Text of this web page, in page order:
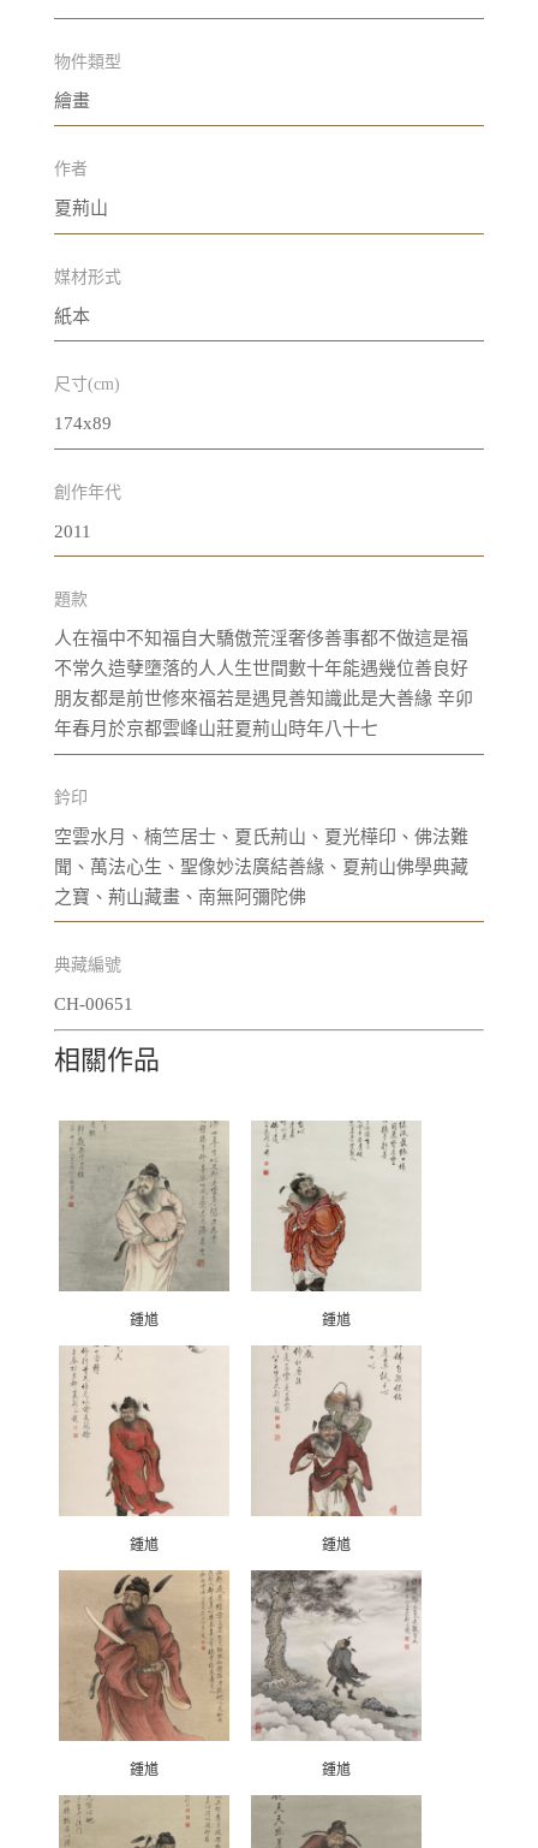
物件類型
繪畫
作者
夏荊山
媒材形式
紙本
尺寸(cm)
174x89
創作年代
2011
題款
人在福中不知福自大驕傲荒淫奢侈善事都不做這是福
不常久造孽墮落的人人生世間數十年能遇幾位善良好
朋友都是前世修來福若是遇見善知識此是大善緣 辛卯
年春月於京都雲峰山莊夏荊山時年八十七
鈐印
空雲水月、楠竺居士、夏氏荊山、夏光樺印、佛法難
聞、萬法心生、聖像妙法廣結善緣、夏荊山佛學典藏
之寶、荊山藏畫、南無阿彌陀佛
典藏編號
CH-00651
相關作品
鍾馗 鍾馗
鍾馗 鍾馗
鍾馗 鍾馗